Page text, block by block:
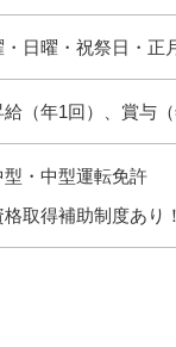
方
飯を食べたり、買い物
酒を飲むことが多い
ないのでウイスキー
、旅行にいくことが多
たちも優しいので働
方
休みの日はほとんど
います。
新しい大型バイクを
ことが多いです。
のメッセージ
ありませんが、重い
す。でも、仕事をし
。
換などをしながら、
す。
・日曜・祝祭日・正
（年1回）、賞与
型・中型運転免許
取得補助制度あり